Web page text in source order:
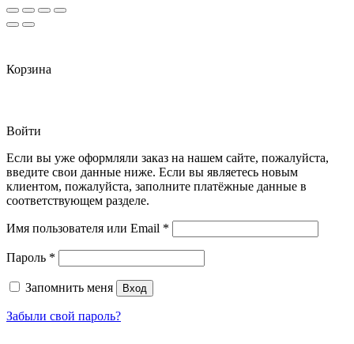
Корзина
Войти
Если вы уже оформляли заказ на нашем сайте, пожалуйста,
введите свои данные ниже. Если вы являетесь новым
клиентом, пожалуйста, заполните платёжные данные в
соответствующем разделе.
Имя пользователя или Email *
Пароль *
Запомнить меня Вход
Забыли свой пароль?